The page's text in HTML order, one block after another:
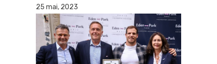
25 mai, 2023